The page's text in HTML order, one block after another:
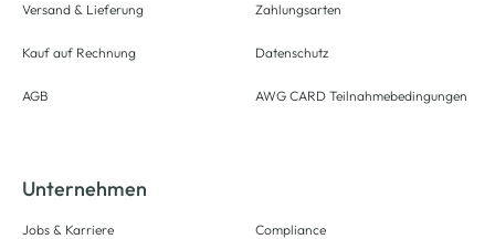
Versand & Lieferung
Kauf auf Rechnung
AGB
Zahlungsarten
Datenschutz
AWG CARD Teilnahmebedingungen
Unternehmen
Jobs & Karriere Compliance